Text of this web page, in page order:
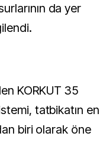
da yer
KORKUT 35
tatbikatın en
biri olarak öne